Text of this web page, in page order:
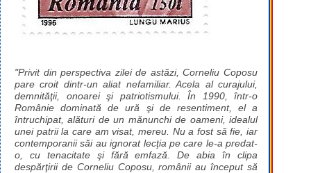
"Privit din perspectiva zilei de astăzi, Corneliu Coposu
pare croit dintr-un aliat nefamiliar. Acela al curajului,
demnităţii, onoarei şi patriotismului. În 1990, într-o
Românie dominată de ură şi de resentiment, el a
întruchipat, alături de un mănunchi de oameni, idealul
unei patrii la care am visat, mereu. Nu a fost să fie, iar
contemporanii săi au ignorat lecţia pe care le-a predat-
o, cu tenacitate şi fără emfază. De abia în clipa
despărţirii de Corneliu Coposu, românii au început să